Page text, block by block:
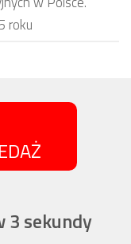
roku
3 sekundy